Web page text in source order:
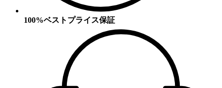
100%ベストプライス保証